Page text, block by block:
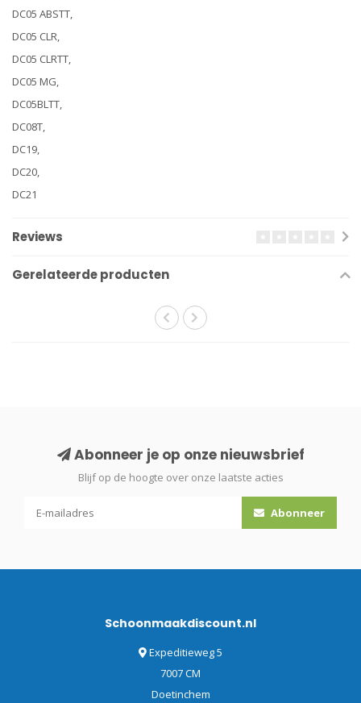
DC05 ABSTT,
DC05 CLR,
DC05 CLRTT,
DC05 MG,
DC05BLTT,
DC08T,
DC19,
DC20,
DC21
Reviews
Gerelateerde producten
Abonneer je op onze nieuwsbrief
Blijf op de hoogte over onze laatste acties
Abonneer
Schoonmaakdiscount.nl
Expeditieweg 5
7007 CM
Doetinchem